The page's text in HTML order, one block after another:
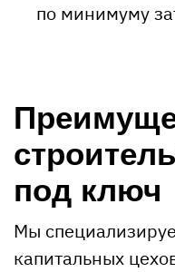
по минимуму
под ключ
Мы
капитальных